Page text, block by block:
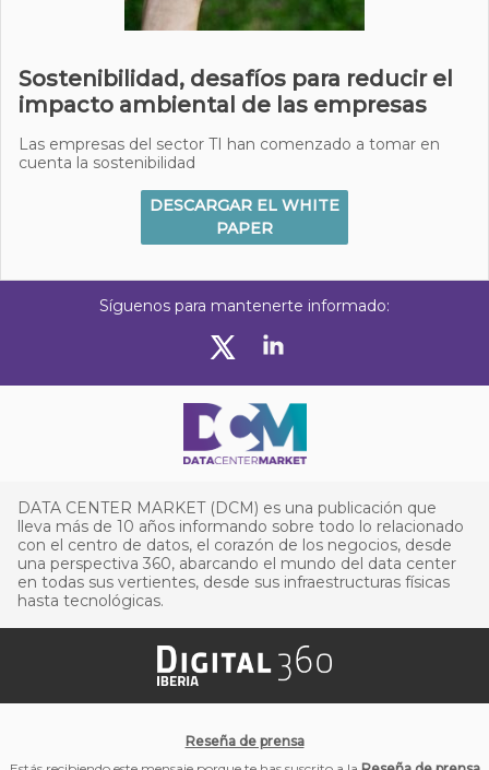
Sostenibilidad, desafíos para reducir el
impacto ambiental de las empresas
Las empresas del sector TI han comenzado a tomar en
cuenta la sostenibilidad
DESCARGAR EL WHITE
PAPER
Síguenos para mantenerte informado:
DATA CENTER MARKET (DCM) es una publicación que
lleva más de 10 años informando sobre todo lo relacionado
con el centro de datos, el corazón de los negocios, desde
una perspectiva 360, abarcando el mundo del data center
en todas sus vertientes, desde sus infraestructuras físicas
hasta tecnológicas.
Reseña de prensa